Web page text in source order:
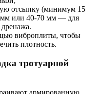
отсыпку (минимум 15
мм или 40-70 мм — для
дренажа.
виброплиты, чтобы
плотность.
тротуарной